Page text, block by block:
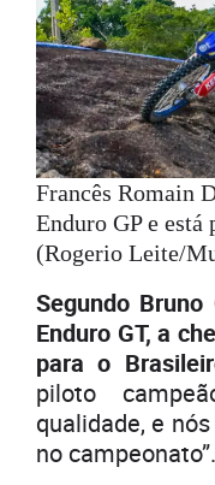
Francês Romain
Enduro GP e
(Rogerio Leite/
Segundo
Enduro GT, a
para o
piloto
qualidade, e
no campeonato”.